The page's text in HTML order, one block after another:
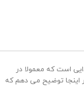
است که معمولا در
اینجا توضیح می دهم که